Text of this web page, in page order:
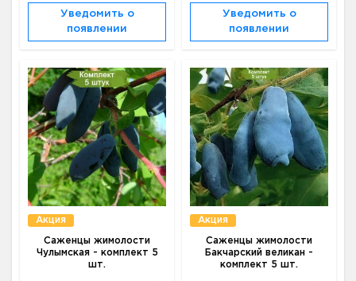
Уведомить о
появлении
Уведомить о
появлении
Акция
Саженцы жимолости
Чулымская - комплект 5
шт.
Акция
Саженцы жимолости
Бакчарский великан -
комплект 5 шт.